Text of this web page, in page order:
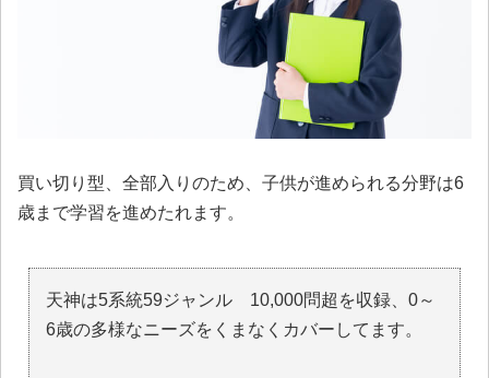
買い切り型、全部入りのため、子供が進められる分野は6
歳まで学習を進めたれます。
天神は5系統59ジャンル 10,000問超を収録、0～
6歳の多様なニーズをくまなくカバーしてます。